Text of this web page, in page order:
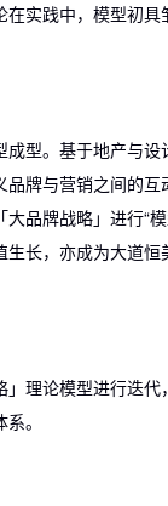
实践中，模型初具
成型。基于地产与
品牌与营销之间的
品牌战略」进行“
长，亦成为大道恒
」理论模型进行迭代
。